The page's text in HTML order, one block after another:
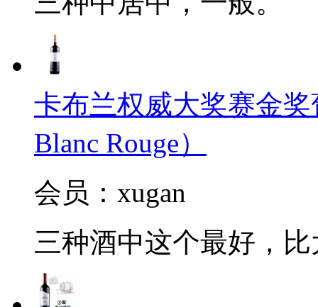
卡布兰权威大奖赛金奖
Blanc Rouge）
会员：xugan
三种酒中这个最好，